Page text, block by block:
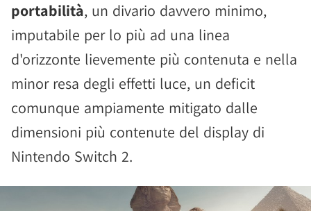
portabilità, un divario davvero minimo,
imputabile per lo più ad una linea
d'orizzonte lievemente più contenuta e nella
minor resa degli effetti luce, un deficit
comunque ampiamente mitigato dalle
dimensioni più contenute del display di
Nintendo Switch 2.